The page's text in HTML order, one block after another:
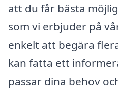
att du får bästa
som vi erbjuder på
enkelt att begära
kan fatta ett
passar dina behov